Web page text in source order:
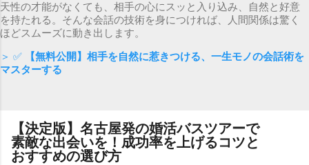
天性の才能がなくても、相手の心にスッと入り込み、自然と好意
を持たれる。そんな会話の技術を身につければ、人間関係は驚く
ほどスムーズに動き出します。
＞ ✅
【無料公開】相手を自然に惹きつける、一生モノの会話術を
マスターする
【決定版】名古屋発の婚活バスツアーで
素敵な出会いを！成功率を上げるコツと
おすすめの選び方